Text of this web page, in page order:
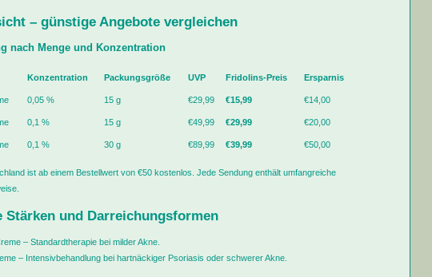
– günstige Angebote vergleichen
nach Menge und Konzentration
Konzentration Packungsgröße UVP Fridolins-Preis Ersparnis
0,05 % 15 g €29,99 €15,99 €14,00
0,1 % 15 g €49,99 €29,99 €20,00
0,1 % 30 g €89,99 €39,99 €50,00
ist ab einem Bestellwert von €50 kostenlos. Jede Sendung enthält umfangreiche
Stärken und Darreichungsformen
– Standardtherapie bei milder Akne.
– Intensivbehandlung bei hartnäckiger Psoriasis oder schwerer Akne.